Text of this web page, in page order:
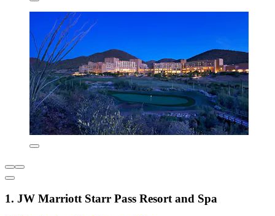
1. JW Marriott Starr Pass Resort and Spa